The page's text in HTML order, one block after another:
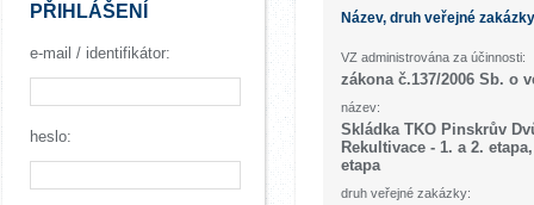
PŘIHLÁŠENÍ
e-mail / identifikátor:
heslo:
Název, druh veřejné
VZ administrována za účinnosti:
zákona č.137/2006 Sb. o
název:
Skládka TKO Pinskrův
Rekultivace - 1. a 2.
etapa
druh veřejné zakázky: